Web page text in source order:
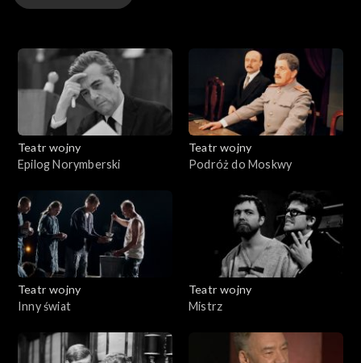
Teatr wojny
Epilog Norymberski
Teatr wojny
Podróż do Moskwy
Teatr wojny
Inny świat
Teatr wojny
Mistrz